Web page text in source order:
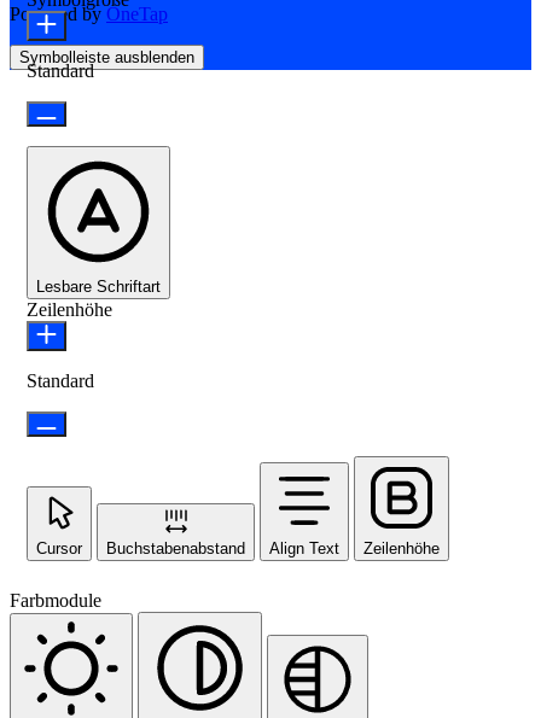
Powered by OneTap
Symbolleiste ausblenden
Standard
Lesbare Schriftart
Zeilenhöhe
Standard
Cursor Buchstabenabstand Align Text Zeilenhöhe
Farbmodule